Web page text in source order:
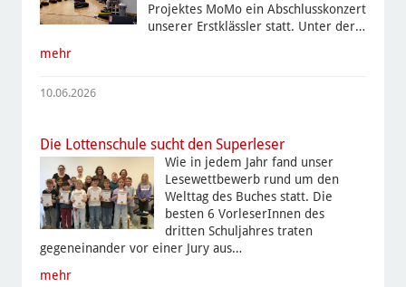
Projektes MoMo ein Abschlusskonzert
unserer Erstklässler statt. Unter der…
mehr
10.06.2026
Die Lottenschule sucht den Superleser
Wie in jedem Jahr fand unser
Lesewettbewerb rund um den
Welttag des Buches statt. Die
besten 6 VorleserInnen des
dritten Schuljahres traten
gegeneinander vor einer Jury aus…
mehr